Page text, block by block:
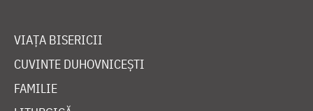
VIAȚA BISERICII
CUVINTE DUHOVNICEȘTI
FAMILIE